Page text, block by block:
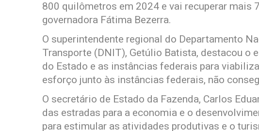
800 quilômetros em 2024 e vai recuperar mais
governadora Fátima Bezerra.
O superintendente regional do Departamento
Transporte (DNIT), Getúlio Batista, destacou o
do Estado e as instâncias federais para
esforço junto às instâncias federais, não
O secretário de Estado da Fazenda, Carlos
das estradas para a economia e o
para estimular as atividades produtivas e o